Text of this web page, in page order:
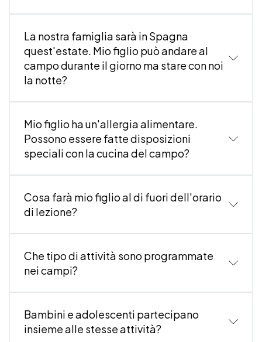
La nostra famiglia sarà in Spagna
quest'estate. Mio figlio può andare al
campo durante il giorno ma stare con noi
la notte?
Mio figlio ha un'allergia alimentare.
Possono essere fatte disposizioni
speciali con la cucina del campo?
Cosa farà mio figlio al di fuori dell'orario
di lezione?
Che tipo di attività sono programmate
nei campi?
Bambini e adolescenti partecipano
insieme alle stesse attività?